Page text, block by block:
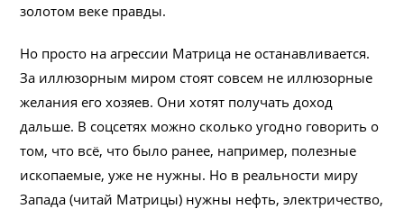
золотом веке правды.
Но просто на агрессии Матрица не останавливается.
За иллюзорным миром стоят совсем не иллюзорные
желания его хозяев. Они хотят получать доход
дальше. В соцсетях можно сколько угодно говорить о
том, что всё, что было ранее, например, полезные
ископаемые, уже не нужны. Но в реальности миру
Запада (читай Матрицы) нужны нефть, электричество,